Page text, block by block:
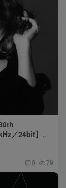
／24bit】美
0 79